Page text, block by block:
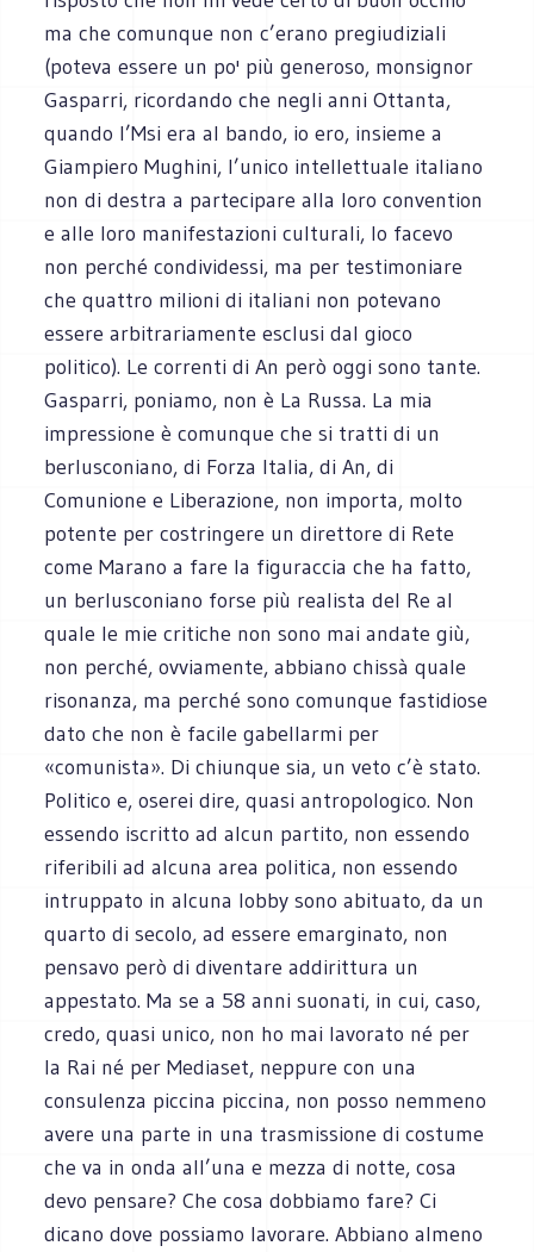
ma che comunque non c’erano pregiudiziali
(poteva essere un po' più generoso, monsignor
Gasparri, ricordando che negli anni Ottanta,
quando l’Msi era al bando, io ero, insieme a
Giampiero Mughini, l’unico intellettuale italiano
non di destra a partecipare alla loro convention
e alle loro manifestazioni culturali, lo facevo
non perché condividessi, ma per testimoniare
che quattro milioni di italiani non potevano
essere arbitrariamente esclusi dal gioco
politico). Le correnti di An però oggi sono tante.
Gasparri, poniamo, non è La Russa. La mia
impressione è comunque che si tratti di un
berlusconiano, di Forza Italia, di An, di
Comunione e Liberazione, non importa, molto
potente per costringere un direttore di Rete
come Marano a fare la figuraccia che ha fatto,
un berlusconiano forse più realista del Re al
quale le mie critiche non sono mai andate giù,
non perché, ovviamente, abbiano chissà quale
risonanza, ma perché sono comunque fastidiose
dato che non è facile gabellarmi per
«comunista». Di chiunque sia, un veto c’è stato.
Politico e, oserei dire, quasi antropologico. Non
essendo iscritto ad alcun partito, non essendo
riferibili ad alcuna area politica, non essendo
intruppato in alcuna lobby sono abituato, da un
quarto di secolo, ad essere emarginato, non
pensavo però di diventare addirittura un
appestato. Ma se a 58 anni suonati, in cui, caso,
credo, quasi unico, non ho mai lavorato né per
la Rai né per Mediaset, neppure con una
consulenza piccina piccina, non posso nemmeno
avere una parte in una trasmissione di costume
che va in onda all’una e mezza di notte, cosa
devo pensare? Che cosa dobbiamo fare? Ci
dicano dove possiamo lavorare. Abbiano almeno